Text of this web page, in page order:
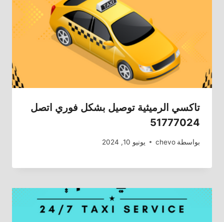
تاكسي الرميثية توصيل بشكل فوري اتصل
51777024
بواسطة chevo يونيو 10, 2024